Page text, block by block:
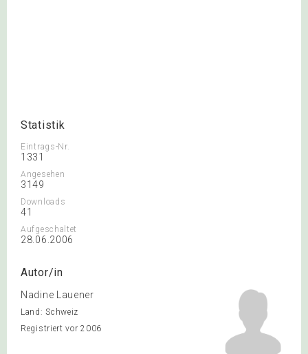
Statistik
Eintrags-Nr.
1331
Angesehen
3149
Downloads
41
Aufgeschaltet
28.06.2006
Autor/in
Nadine Lauener
Land: Schweiz
Registriert vor 2006